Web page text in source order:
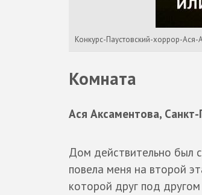
Конкурс-Паустовский-хоррор-Ася-
Комната
Ася Аксаментова, Санкт-
Дом действительно был
повела меня на второй
которой друг под